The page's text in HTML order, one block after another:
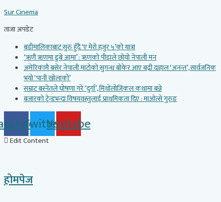
to
content
Sur Cinema
ताजा अपडेट
बडीमालिकाबाट सुरु हुँदै ‘ए मेरो हजुर ५’को यात्रा
‘ऋणै ऋणमा डुबे आमा’ : ऋणको पीडाले छोयो नेपाली मन
अमेरिकामै बसेर नेपाली माटोको सुगन्ध बोकेर आए बद्री दाहाल ‘अनन्त’, सार्वजनिक
भयो ‘पानी खोलाको’
सम्राट बस्नेतले घोषणा गरे ‘दुर्गा’, मिथोलोजिकल कथामा बन्ने
बजारको ट्रेन्डभन्दा विषयवस्तुलाई प्राथमिकता दिए : माओत्से गुरुङ
TwitterYoutube
Edit Content
होमपेज